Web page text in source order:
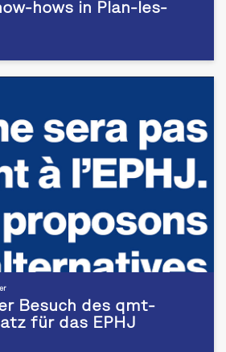
hows in Plan-les-
Besuch des qmt-
für das EPHJ